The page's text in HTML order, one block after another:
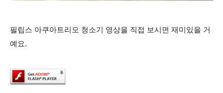
필립스 아쿠아트리오 청소기 영상을 직접 보시면 재미있을 거
예요.